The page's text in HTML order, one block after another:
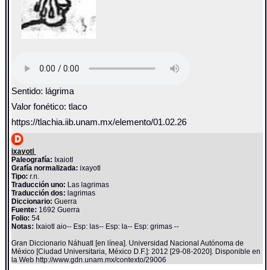
Sentido: lágrima
Valor fonético: tlaco
https://tlachia.iib.unam.mx/elemento/01.02.26
ixayotl
Paleografía: Ixaiotl
Grafía normalizada: ixayotl
Tipo: r.n.
Traducción uno: Las lagrimas
Traducción dos: lagrimas
Diccionario:Guerra
Fuente: 1692 Guerra
Folio: 54
Notas: Ixaiotl aio-- Esp: las-- Esp: la-- Esp: grimas --
Gran Diccionario Náhuatl [en línea]. Universidad Nacional Autónoma de
México [Ciudad Universitaria, México D.F.]: 2012 [29-08-2020]. Disponible en
la Web http://www.gdn.unam.mx/contexto/29006